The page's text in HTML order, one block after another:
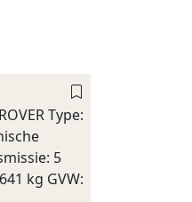
Type:
5
kg GVW: